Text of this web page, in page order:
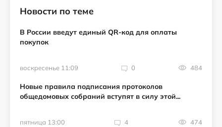
Новости по теме
В России введут единый QR-код для оплаты
покупок
воскресенье 11:09 0 484
Новые правила подписания протоколов
общедомовых собраний вступят в силу этой...
пятница 13:00 4 474